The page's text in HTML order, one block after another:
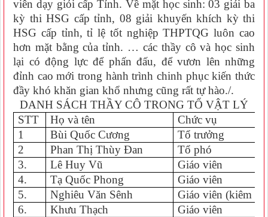
viên dạy giỏi cấp Tỉnh. Về mặt học sinh: 03 giải ba
kỳ thi HSG cấp tỉnh, 08 giải khuyến khích kỳ thi
HSG cấp tỉnh, tỉ lệ tốt nghiệp THPTQG luôn cao
hơn mặt bằng của tỉnh. … các thầy cô và học sinh
lại có động lực để phấn đấu, để vươn lên những
đỉnh cao mới trong hành trình chinh phục kiến thức
đầy khó khăn gian khổ nhưng cũng rất tự hào./.
DANH SÁCH THẦY CÔ TRONG TỔ VẬT LÝ
STT
Họ và tên
Chức vụ
1
Bùi Quốc Cương
Tổ trưởng
2
Phan Thị Thùy Đan
Tổ phó
3.
Lê Huy Vũ
Giáo viên
4.
Tạ Quốc Phong
Giáo viên
5.
Nghiêu Văn Sênh
Giáo viên (kiêm
6.
Khưu Thạch
Giáo viên